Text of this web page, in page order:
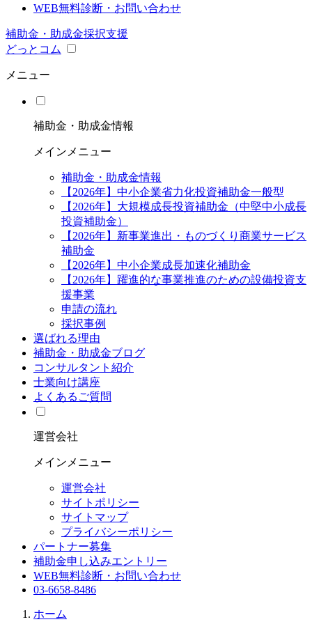
WEB無料診断・お問い合わせ
補助金・助成金採択支援
どっとコム
メニュー
補助金・助成金情報
メインメニュー
補助金・助成金情報
【2026年】中小企業省力化投資補助金一般型
【2026年】大規模成長投資補助金（中堅中小成長
投資補助金）
【2026年】新事業進出・ものづくり商業サービス
補助金
【2026年】中小企業成長加速化補助金
【2026年】躍進的な事業推進のための設備投資支
援事業
申請の流れ
採択事例
選ばれる理由
補助金・助成金ブログ
コンサルタント紹介
士業向け講座
よくあるご質問
運営会社
メインメニュー
運営会社
サイトポリシー
サイトマップ
プライバシーポリシー
パートナー募集
補助金申し込みエントリー
WEB無料診断・お問い合わせ
03-6658-8486
ホーム